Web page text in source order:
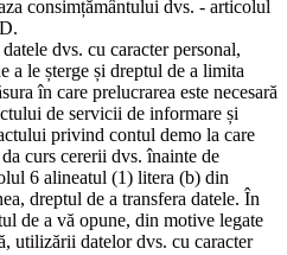
consimțământului dvs. - articolul
dvs. cu caracter personal,
a le șterge și dreptul de a limita
în care prelucrarea este necesară
de servicii de informare și
privind contul demo la care
curs cererii dvs. înainte de
6 alineatul (1) litera (b) din
dreptul de a transfera datele. În
de a vă opune, din motive legate
utilizării datelor dvs. cu caracter